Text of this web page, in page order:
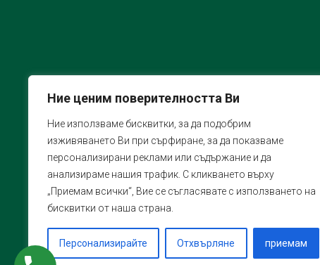
Ние ценим поверителността Ви
Ние използваме бисквитки, за да подобрим
изживяването Ви при сърфиране, за да показваме
персонализирани реклами или съдържание и да
анализираме нашия трафик. С кликването върху
„Приемам всички“, Вие се съгласявате с използването на
бисквитки от наша страна.
Персонализирайте Отхвърляне приемам